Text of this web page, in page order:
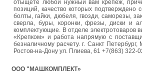
отыщете любой нужный вам крепеж,
позиций, качество которых
болты, гайки, дюбеля, гвозди, саморезы,
сверла, буры, коронки, фрезы, диски и
комплектующие. В отделе электротоваров
«Крепком» и работа напрямую с
безналичному расчету. г. Санкт
Ростов-на-Дону ул. Плиева, 61 +7(863)
ООО "МАШКОМПЛЕКТ»